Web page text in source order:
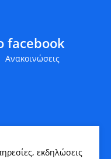
facebook
Ανακοινώσεις
εκδηλώσεις